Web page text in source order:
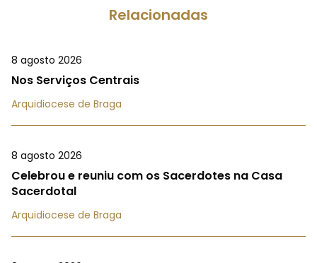
Relacionadas
8 agosto 2026
Nos Serviços Centrais
Arquidiocese de Braga
8 agosto 2026
Celebrou e reuniu com os Sacerdotes na Casa
Sacerdotal
Arquidiocese de Braga